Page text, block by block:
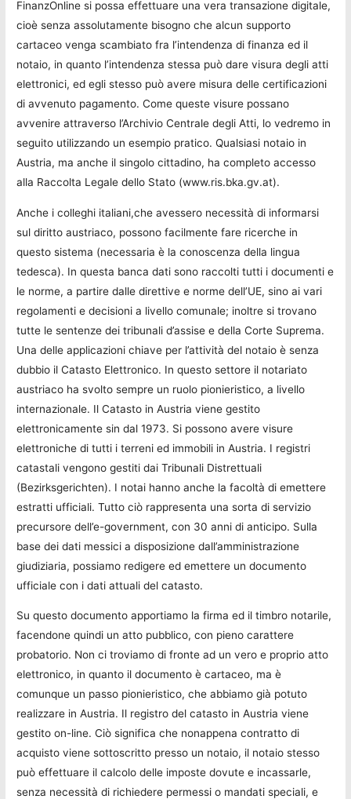
FinanzOnline si possa effettuare una vera transazione digitale,
cioè senza assolutamente bisogno che alcun supporto
cartaceo venga scambiato fra l’intendenza di finanza ed il
notaio, in quanto l’intendenza stessa può dare visura degli atti
elettronici, ed egli stesso può avere misura delle certificazioni
di avvenuto pagamento. Come queste visure possano
avvenire attraverso l’Archivio Centrale degli Atti, lo vedremo in
seguito utilizzando un esempio pratico. Qualsiasi notaio in
Austria, ma anche il singolo cittadino, ha completo accesso
alla Raccolta Legale dello Stato (www.ris.bka.gv.at).
Anche i colleghi italiani,che avessero necessità di informarsi
sul diritto austriaco, possono facilmente fare ricerche in
questo sistema (necessaria è la conoscenza della lingua
tedesca). In questa banca dati sono raccolti tutti i documenti e
le norme, a partire dalle direttive e norme dell’UE, sino ai vari
regolamenti e decisioni a livello comunale; inoltre si trovano
tutte le sentenze dei tribunali d’assise e della Corte Suprema.
Una delle applicazioni chiave per l’attività del notaio è senza
dubbio il Catasto Elettronico. In questo settore il notariato
austriaco ha svolto sempre un ruolo pionieristico, a livello
internazionale. Il Catasto in Austria viene gestito
elettronicamente sin dal 1973. Si possono avere visure
elettroniche di tutti i terreni ed immobili in Austria. I registri
catastali vengono gestiti dai Tribunali Distrettuali
(Bezirksgerichten). I notai hanno anche la facoltà di emettere
estratti ufficiali. Tutto ciò rappresenta una sorta di servizio
precursore dell’e-government, con 30 anni di anticipo. Sulla
base dei dati messici a disposizione dall’amministrazione
giudiziaria, possiamo redigere ed emettere un documento
ufficiale con i dati attuali del catasto.
Su questo documento apportiamo la firma ed il timbro notarile,
facendone quindi un atto pubblico, con pieno carattere
probatorio. Non ci troviamo di fronte ad un vero e proprio atto
elettronico, in quanto il documento è cartaceo, ma è
comunque un passo pionieristico, che abbiamo già potuto
realizzare in Austria. Il registro del catasto in Austria viene
gestito on-line. Ciò significa che nonappena contratto di
acquisto viene sottoscritto presso un notaio, il notaio stesso
può effettuare il calcolo delle imposte dovute e incassarle,
senza necessità di richiedere permessi o mandati speciali, e